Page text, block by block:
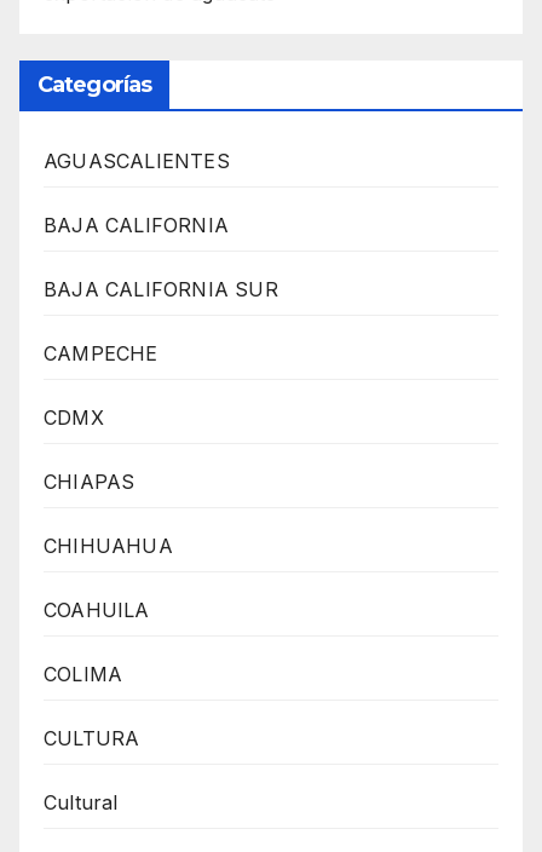
Categorías
AGUASCALIENTES
BAJA CALIFORNIA
BAJA CALIFORNIA SUR
CAMPECHE
CDMX
CHIAPAS
CHIHUAHUA
COAHUILA
COLIMA
CULTURA
Cultural